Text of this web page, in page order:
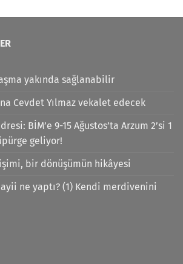
yakında sağlanabilir
Cevdet Yılmaz vekalet edecek
BİM’e 9-15 Ağustos’ta Arzum 2’si 1
geliyor!
bir dönüşümün hikâyesi
ne yaptı? (1) Kendi merdivenini